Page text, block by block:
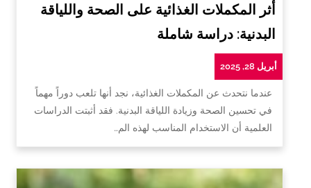
أثر المكملات الغذائية على الصحة واللياقة
البدنية: دراسة شاملة
أبريل 28, 2025
عندما نتحدث عن المكملات الغذائية، نجد أنها تلعب دوراً مهماً
في تحسين الصحة وزيادة اللياقة البدنية. فقد أثبتت الدراسات
العلمية أن الاستخدام المناسب لهذه الم…